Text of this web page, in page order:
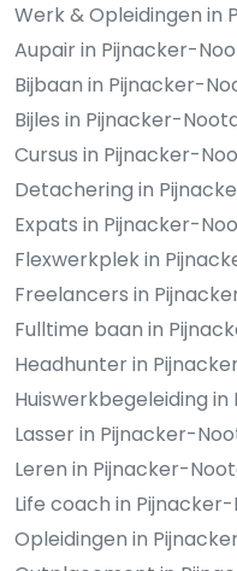
Werk & Opleidingen in
Aupair in Pijnacker-
Bijbaan in Pijnacker-
Bijles in Pijnacker-
Cursus in Pijnacker-
Detachering in
Expats in Pijnacker-
Flexwerkplek in
Freelancers in
Fulltime baan in
Headhunter in
Huiswerkbegeleiding
Lasser in Pijnacker-
Leren in Pijnacker-
Life coach in
Opleidingen in